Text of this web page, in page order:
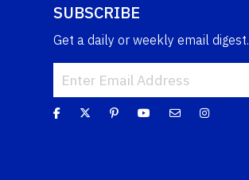
SUBSCRIBE
Get a daily or weekly email digest.